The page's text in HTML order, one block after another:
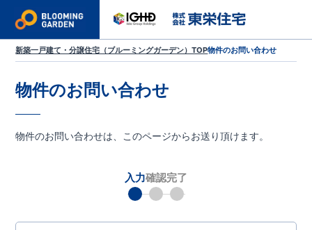
新築一戸建て・分譲住宅（ブルーミングガーデン）TOP物件のお問い合わせ
物件のお問い合わせ
物件のお問い合わせは、このページからお送り頂けます。
入力確認完了